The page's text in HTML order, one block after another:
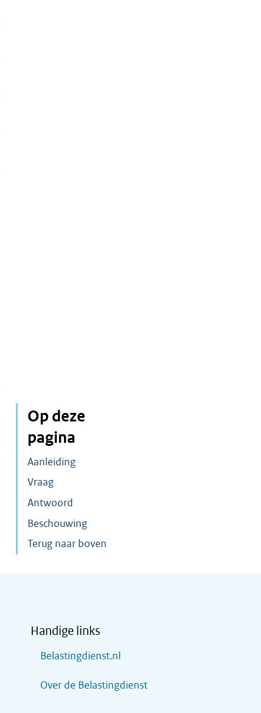
Op deze
pagina
Aanleiding
Vraag
Antwoord
Beschouwing
Terug naar boven
Handige links
Belastingdienst.nl
Over de Belastingdienst